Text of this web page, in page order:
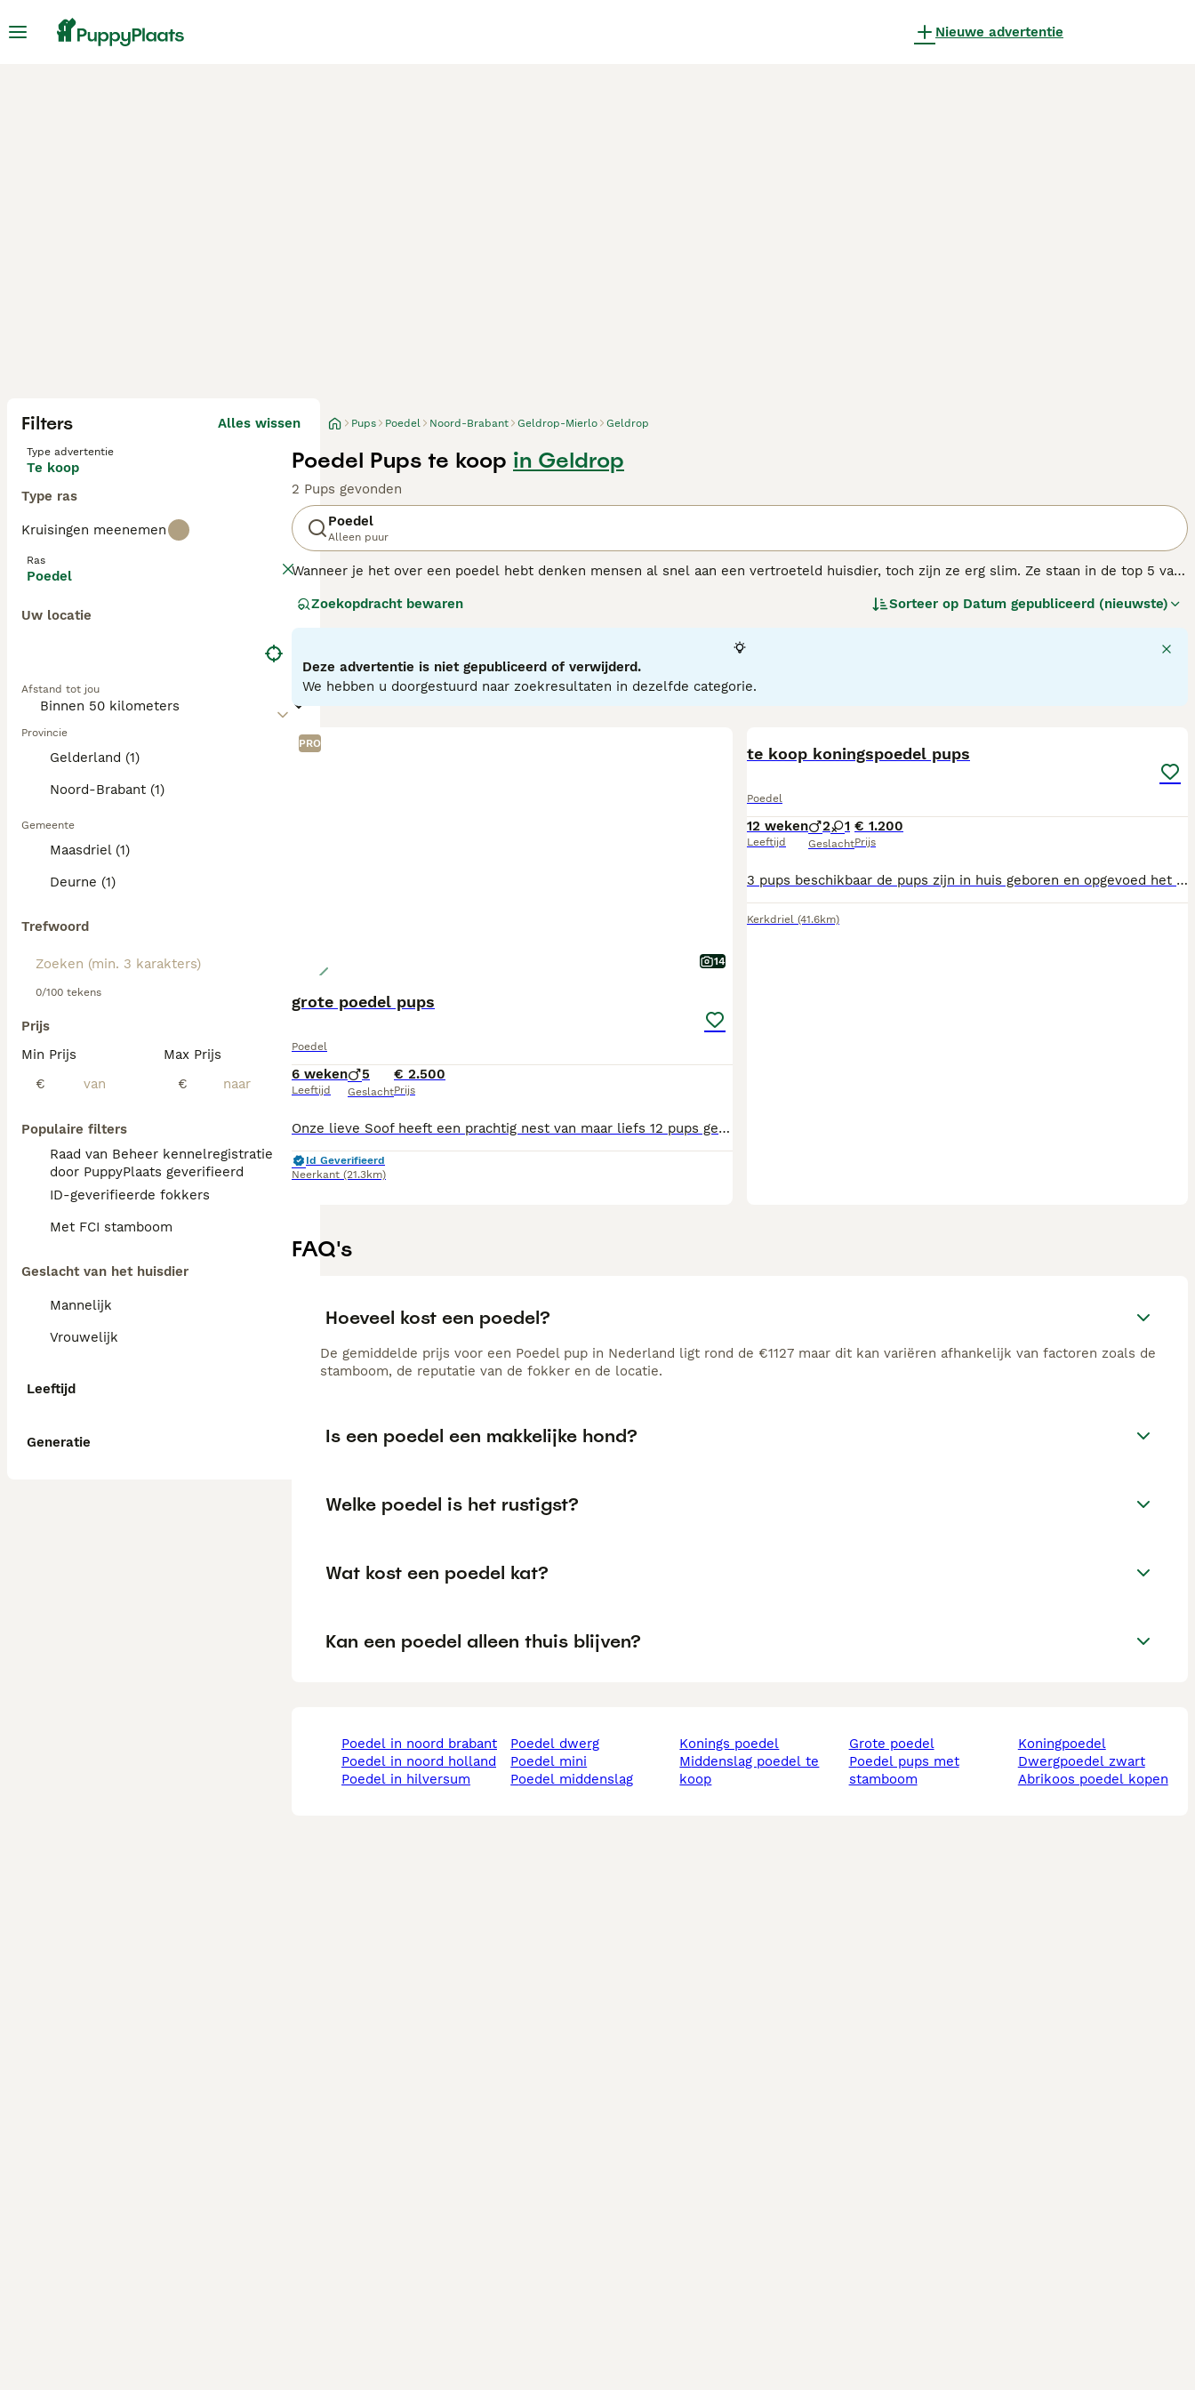
Nieuwe advertentie
Filters Alles wissen
Type advertentie
Te koop
Type ras
Kruisingen meenemen
Ras
Poedel
Uw locatie
Afstand tot jou
Provincie
Gelderland (1)
Noord-Brabant (1)
Gemeente
Maasdriel (1)
Deurne (1)
Trefwoord
0/100 tekens
Prijs
Min Prijs
€
Max Prijs
€
Populaire filters
Raad van Beheer kennelregistratie
door PuppyPlaats geverifieerd
ID-geverifieerde fokkers
Met FCI stamboom
Geslacht van het huisdier
Mannelijk
Vrouwelijk
Leeftijd
Generatie
Pups Poedel Noord-Brabant Geldrop-Mierlo Geldrop
Poedel Pups te koop in Geldrop
2 Pups gevonden
Poedel
Alleen puur
Wanneer je het over een poedel hebt denken mensen al snel aan een vertroeteld huisdier, toch zijn ze erg slim. Ze staan in de top 5 van
Lees onze Poedel adviespagina voor informatie over dit hondenras.
Zoekopdracht bewaren Sorteer op Datum gepubliceerd (nieuwste)
Deze advertentie is niet gepubliceerd of verwijderd.
We hebben u doorgestuurd naar zoekresultaten in dezelfde categorie.
PRO
14
grote poedel pups
Poedel
6 weken
Leeftijd
5
Geslacht
€ 2.500
Prijs
Onze lieve Soof heeft een prachtig nest van maar liefs 12 pups gekregen. ze zijn 100% poedel en volledig goedgekeurd met rontgen ecvo en een volledig goedgekeurd dna profiel. nu hebben ze niet alleen de mooiste kleurtjes , maar zijn deze pups ook de 4e generatie uit afgestudeerde hulphonden. Uit deze prachtige bewezen lijnen zijn nog enkele reutjes beschikbaar. Dus bent u op zoek naar een volwaardig gezinslid uit een zorgvuldig verandwoord gefokt nestje . u wilt echt een maatje voor het leven.. neem dan graag contact met ons op. we beandwoorden graag al u vragen. de koffie staat klaar
Id Geverifieerd
Neerkant (21.3km)
te koop koningspoedel pups
Poedel
12 weken
Leeftijd
2 1
Geslacht
€ 1.200
Prijs
3 pups beschikbaar de pups zijn in huis geboren en opgevoed het zijn mooie vrije hondjes en bijna zindelijk er is een hond uit de bloed lijn van mijn hond is een hulphond de pups hebben hun 2de enting al gehad
Kerkdriel (41.6km)
FAQ's
Hoeveel kost een poedel?
De gemiddelde prijs voor een Poedel pup in Nederland ligt rond de €1127 maar dit kan variëren afhankelijk van factoren zoals de
stamboom, de reputatie van de fokker en de locatie.
Is een poedel een makkelijke hond?
Welke poedel is het rustigst?
Wat kost een poedel kat?
Kan een poedel alleen thuis blijven?
poedel in noord brabant
poedel in noord holland
poedel in hilversum
poedel dwerg
poedel mini
poedel middenslag
konings poedel
middenslag poedel te
koop
grote poedel
poedel pups met
stamboom
koningpoedel
dwergpoedel zwart
abrikoos poedel kopen